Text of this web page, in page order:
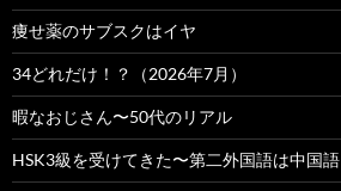
痩せ薬のサブスクはイヤ
34どれだけ！？（2026年7月）
暇なおじさん〜50代のリアル
HSK3級を受けてきた〜第二外国語は中国語